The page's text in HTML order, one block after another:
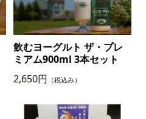
飲むヨーグルト ザ・プレ
ミアム900ml 3本セット
2,650円 （税込み）